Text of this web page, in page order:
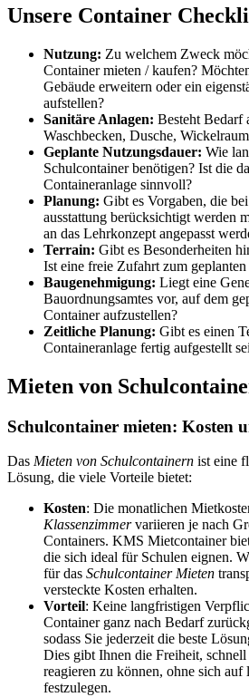
Unsere Container
Nutzung: Zu welchem Zweck
Container mieten / kaufen?
Gebäude erweitern oder ein
aufstellen?
Sanitäre Anlagen: Besteht Bedarf
Waschbecken, Dusche,
Geplante Nutzungsdauer: Wie
Schulcontainer benötigen? Ist die
Containeranlage sinnvoll?
Planung: Gibt es Vorgaben, die
ausstattung berücksichtigt werden
an das Lehrkonzept angepasst
Terrain: Gibt es Besonderheiten
Ist eine freie Zufahrt zum
Baugenehmigung: Liegt eine
Bauordnungsamtes vor, auf dem
Container aufzustellen?
Zeitliche Planung: Gibt es einen
Containeranlage fertig aufgestellt
Mieten von
Schulcontainer mieten: Kosten
Das Mieten von Schulcontainern ist eine
Lösung, die viele Vorteile bietet:
Kosten: Die monatlichen
Klassenzimmervariieren je nach
Containers. KMS Mietcontainer
die sich ideal für Schulen eignen.
für das Schulcontainer Mieten
versteckte Kosten erhalten.
Vorteil: Keine langfristigen
Container ganz nach Bedarf
sodass Sie jederzeit die beste
Dies gibt Ihnen die Freiheit, schnell
reagieren zu können, ohne sich auf
festzulegen.